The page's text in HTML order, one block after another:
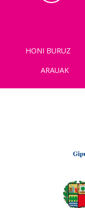
HONI BURUZ
ARAUAK